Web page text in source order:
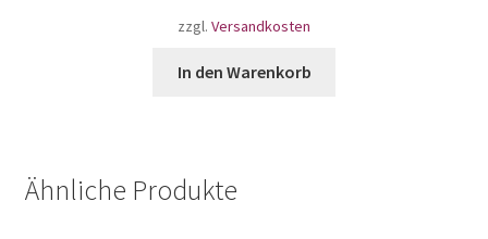
zzgl. Versandkosten
In den Warenkorb
Ähnliche Produkte